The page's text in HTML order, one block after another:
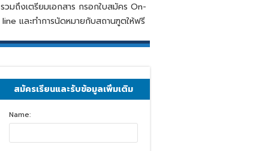
รวมถึงเตรียมเอกสาร กรอกใบสมัคร On-
line และทำการนัดหมายกับสถานฑูตให้ฟรี
สมัครเรียนและรับข้อมูลเพิ่มเติม
Name: